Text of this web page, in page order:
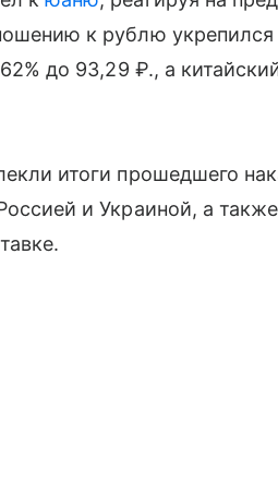
к рублю
до 93,29 ₽., а
итоги прошедшего
и Украиной, а